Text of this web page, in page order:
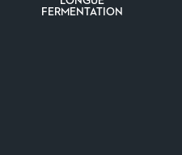
FERMENTATION